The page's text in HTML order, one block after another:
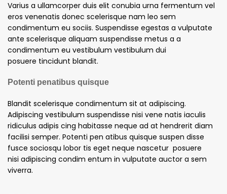
Varius a ullamcorper duis elit conubia urna fermentum vel
eros venenatis donec scelerisque nam leo sem
condimentum eu sociis. Suspendisse egestas a vulputate
ante scelerisque aliquam suspendisse metus a a
condimentum eu vestibulum vestibulum dui
posuere tincidunt blandit.
Potenti penatibus quisque
Blandit scelerisque condimentum sit at adipiscing.
Adipiscing vestibulum suspendisse nisi vene natis iaculis
ridiculus adipis cing habitasse neque ad at hendrerit diam
facilisi semper. Potenti pen atibus quisque suspen disse
fusce sociosqu lobor tis eget neque nascetur posuere
nisi adipiscing condim entum in vulputate auctor a sem
viverra.